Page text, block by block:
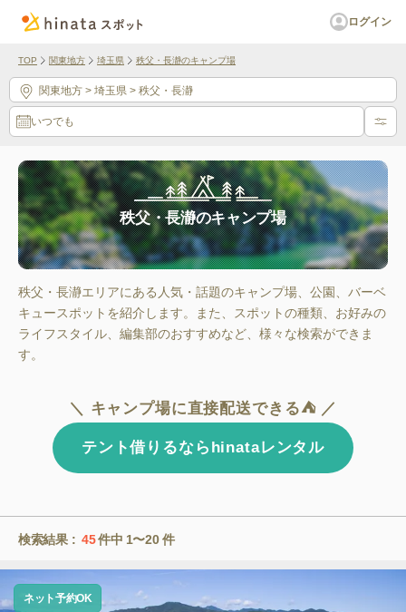
ログイン
TOP 関東地方 埼玉県 秩父・長瀞のキャンプ場
関東地方 > 埼玉県 > 秩父・長瀞
いつでも
秩父・長瀞のキャンプ場
秩父・長瀞エリアにある人気・話題のキャンプ場、公園、バーベ
キュースポットを紹介します。また、スポットの種類、お好みの
ライフスタイル、編集部のおすすめなど、様々な検索ができま
す。
＼ キャンプ場に直接配送できる⛺ ／
テント借りるならhinataレンタル
検索結果 : 45件中 1〜20 件
ネット予約OK